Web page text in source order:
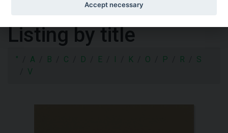
Listing by title
" A B C D E K O P R
S
V
Accept necessary